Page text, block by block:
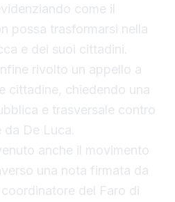
come il
possa trasformarsi nella
e dei suoi cittadini.
rivolto un appello a
cittadine, chiedendo una
e trasversale contro
da De Luca.
anche il movimento
una nota firmata da
del Faro di